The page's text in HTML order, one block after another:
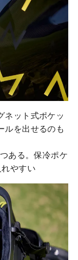
ネット式ポケッ
ルを出せるのも
ある。保冷ポケ
やすい